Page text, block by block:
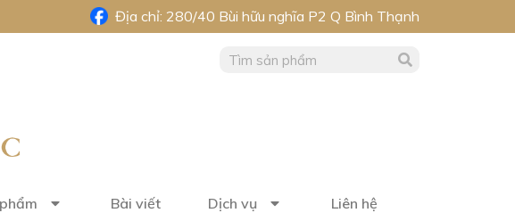
Địa chỉ: 280/40 Bùi hữu nghĩa P2 Q Bình Thạnh
Bài viết Dịch vụ Liên hệ